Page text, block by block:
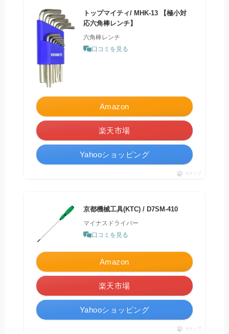
トップマイティ/ MHK-13 【極小対
応六角棒レンチ】
六角棒レンチ
口コミを見る
Amazon
楽天市場
Yahooショッピング
ポチップ
京都機械工具(KTC) / D7SM-410
マイナスドライバー
口コミを見る
Amazon
楽天市場
Yahooショッピング
ポチップ